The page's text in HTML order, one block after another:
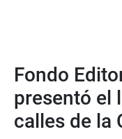
Fondo
presentó el
calles de la